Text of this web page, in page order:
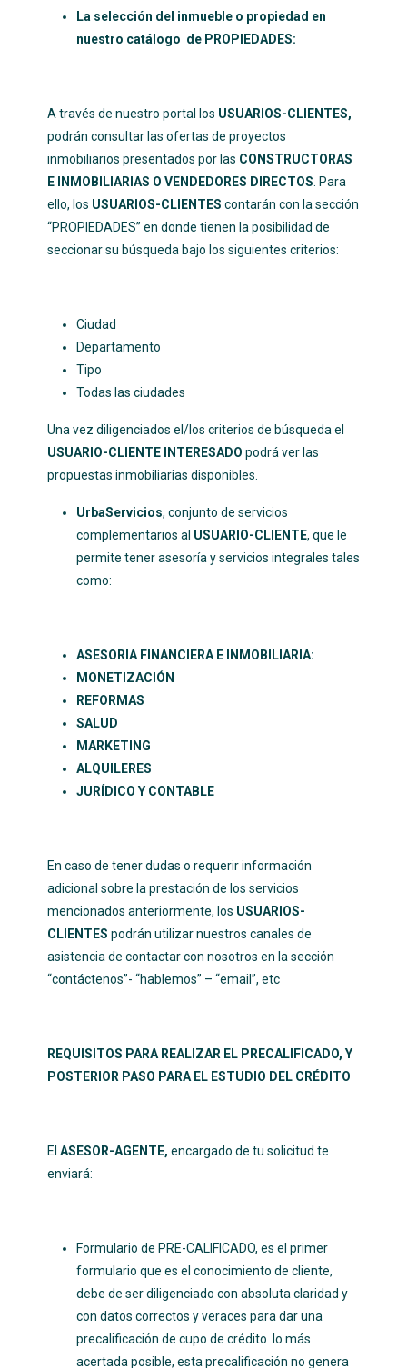
La selección del inmueble o propiedad en
nuestro catálogo de PROPIEDADES:
A través de nuestro portal los USUARIOS-CLIENTES,
podrán consultar las ofertas de proyectos
inmobiliarios presentados por las CONSTRUCTORAS
E INMOBILIARIAS O VENDEDORES DIRECTOS . Para
ello, los USUARIOS-CLIENTES contarán con la sección
“PROPIEDADES” en donde tienen la posibilidad de
seccionar su búsqueda bajo los siguientes criterios:
Ciudad
Departamento
Tipo
Todas las ciudades
Una vez diligenciados el/los criterios de búsqueda el
USUARIO-CLIENTE INTERESADO podrá ver las
propuestas inmobiliarias disponibles.
UrbaServicios, conjunto de servicios
complementarios al USUARIO-CLIENTE, que le
permite tener asesoría y servicios integrales tales
como:
ASESORIA FINANCIERA E INMOBILIARIA:
MONETIZACIÓN
REFORMAS
SALUD
MARKETING
ALQUILERES
JURÍDICO Y CONTABLE
En caso de tener dudas o requerir información
adicional sobre la prestación de los servicios
mencionados anteriormente, los USUARIOS-
CLIENTES podrán utilizar nuestros canales de
asistencia de contactar con nosotros en la sección
“contáctenos”- “hablemos” – “email”, etc
REQUISITOS PARA REALIZAR EL PRECALIFICADO, Y
POSTERIOR PASO PARA EL ESTUDIO DEL CRÉDITO
El ASESOR-AGENTE, encargado de tu solicitud te
enviará:
Formulario de PRE-CALIFICADO, es el primer
formulario que es el conocimiento de cliente,
debe de ser diligenciado con absoluta claridad y
con datos correctos y veraces para dar una
precalificación de cupo de crédito lo más
acertada posible, esta precalificación no genera